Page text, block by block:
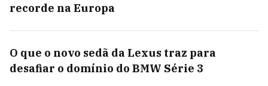
recorde na Europa
O que o novo sedã da Lexus traz para
desafiar o domínio do BMW Série 3